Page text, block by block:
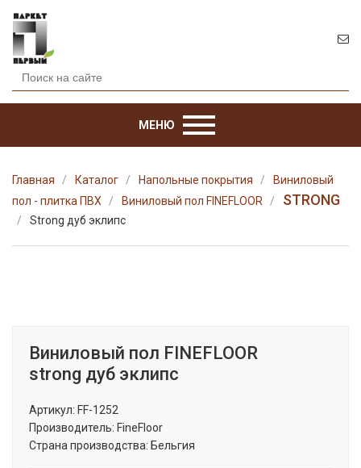
МЕНЮ
Главная Каталог Напольные покрытия
Виниловый
пол - плитка ПВХ
Виниловый пол FINEFLOOR STRONG
Strong дуб эклипс
Виниловый пол FINEFLOOR
strong дуб эклипс
Артикул: FF-1252
Производитель: FineFloor
Страна производства: Бельгия